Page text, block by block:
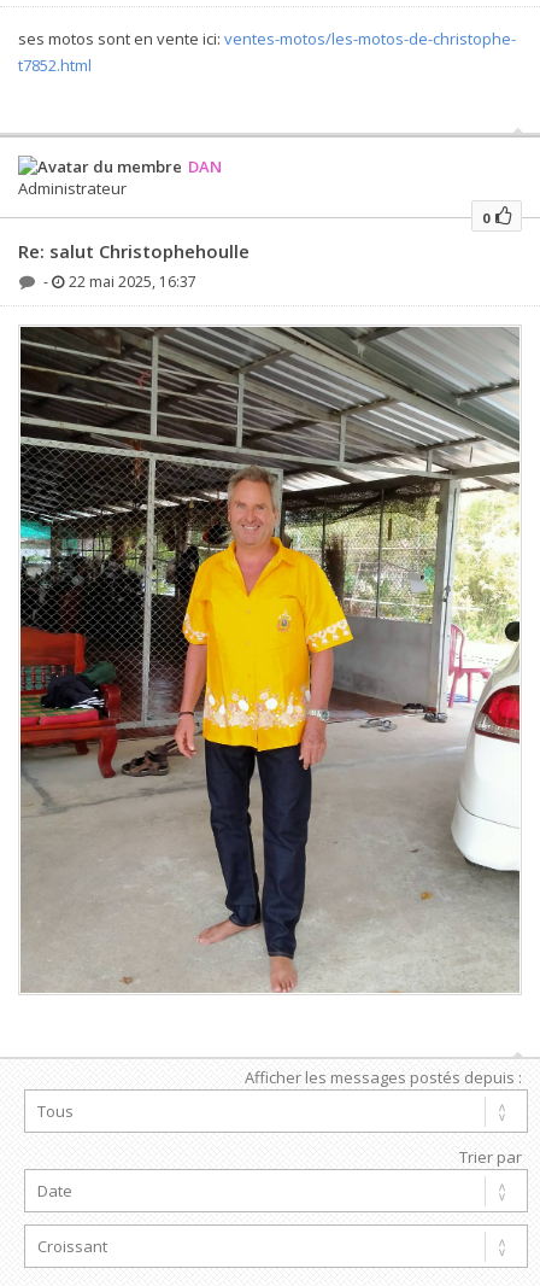
ses motos sont en vente ici: ventes-motos/les-motos-de-christophe-
t7852.html
DAN
Administrateur
Re: salut Christophehoulle
- 22 mai 2025, 16:37
0
Afficher les messages postés depuis :
Trier par